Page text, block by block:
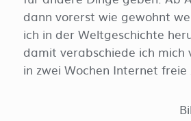
dann vorerst wie gewohnt
ich in der Weltgeschichte
damit verabschiede ich mich
in zwei Wochen Internet freie